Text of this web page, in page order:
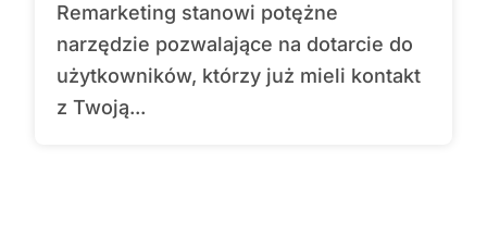
Remarketing stanowi potężne
narzędzie pozwalające na dotarcie do
użytkowników, którzy już mieli kontakt
z Twoją...